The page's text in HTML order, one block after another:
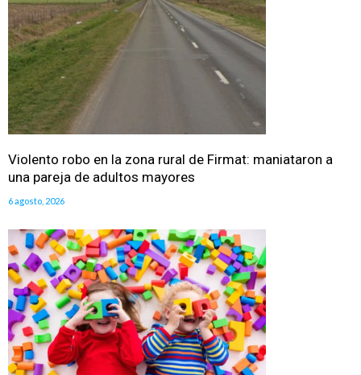
Violento robo en la zona rural de Firmat: maniataron a
una pareja de adultos mayores
6 agosto, 2026